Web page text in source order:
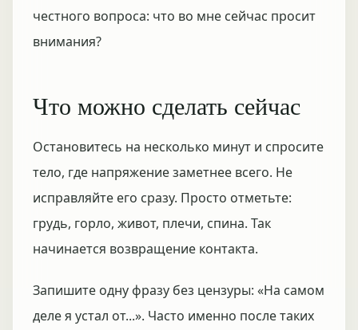
честного вопроса: что во мне сейчас просит
внимания?
Что можно сделать сейчас
Остановитесь на несколько минут и спросите
тело, где напряжение заметнее всего. Не
исправляйте его сразу. Просто отметьте:
грудь, горло, живот, плечи, спина. Так
начинается возвращение контакта.
Запишите одну фразу без цензуры: «На самом
деле я устал от...». Часто именно после таких